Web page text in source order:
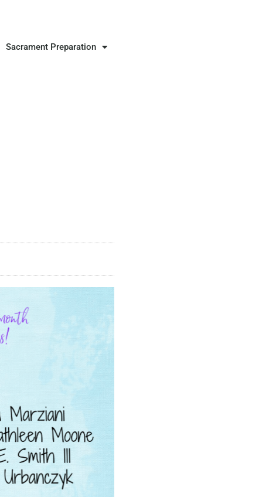
Sacrament Preparation